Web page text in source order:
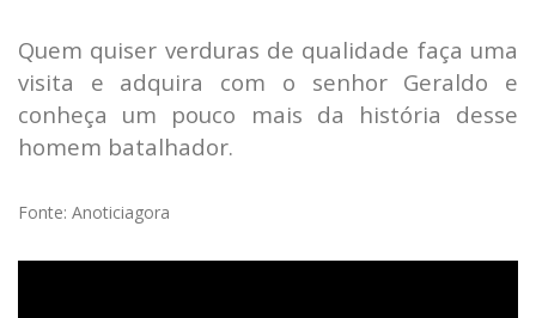
Quem quiser verduras de qualidade faça uma
visita e adquira com o senhor Geraldo e
conheça um pouco mais da história desse
homem batalhador.
Fonte: Anoticiagora